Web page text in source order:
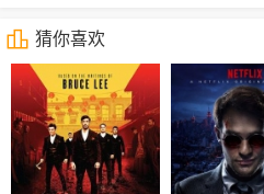
猜你喜欢